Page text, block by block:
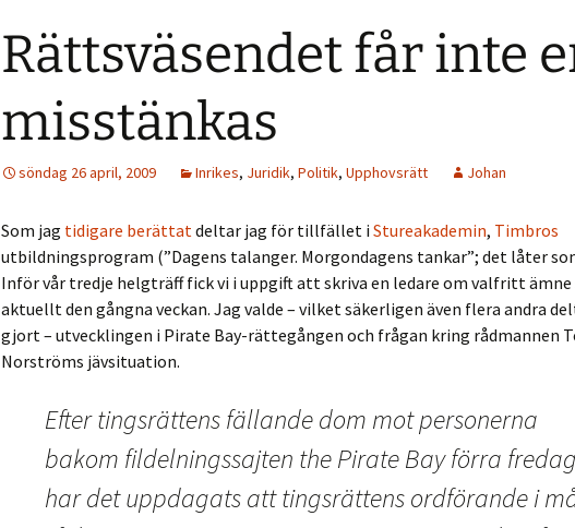
Rättsväsendet får inte
misstänkas
söndag 26 april, 2009 Inrikes, Juridik, Politik, Upphovsrätt Johan
Som jag tidigare berättatdeltar jag för tillfället i Stureakademin, Timbros
utbildningsprogram (”Dagens talanger. Morgondagens tankar”; det låter
Inför vår tredje helgträff fick vi i uppgift att skriva en ledare om valfritt
aktuellt den gångna veckan. Jag valde – vilket säkerligen även flera andra
gjort – utvecklingen i Pirate Bay-rättegången och frågan kring rådmannen
Norströms jävsituation.
Efter tingsrättens fällande dom mot personerna
bakom fildelningssajten the Pirate Bay förra
har det uppdagats att tingsrättens ordförande i